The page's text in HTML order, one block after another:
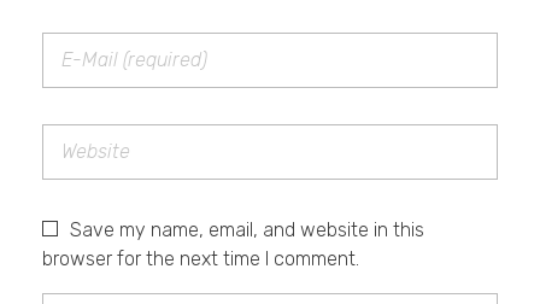
Save my name, email, and website in this
browser for the next time I comment.